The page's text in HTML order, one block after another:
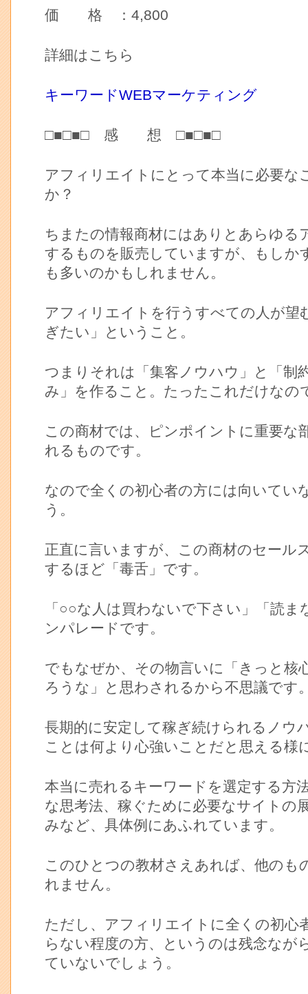
価 格 ：4,800
詳細はこちら
キーワードWEBマーケティング
□■□■□ 感 想 □■□■□
アフィリエイトにとって本当に必要な
か？
ちまたの情報商材にはありとあらゆる
するものを販売していますが、もしか
も多いのかもしれません。
アフィリエイトを行うすべての人が望
ぎたい」ということ。
つまりそれは「集客ノウハウ」と「制
み」を作ること。たったこれだけなの
この商材では、ピンポイントに重要な
れるものです。
なので全くの初心者の方には向いてい
う。
正直に言いますが、この商材のセール
するほど「毒舌」です。
「○○な人は買わないで下さい」「読
ンパレードです。
でもなぜか、その物言いに「きっと核
ろうな」と思わされるから不思議です
長期的に安定して稼ぎ続けられるノウ
ことは何より心強いことだと思える様
本当に売れるキーワードを選定する方
な思考法、稼ぐために必要なサイトの
みなど、具体例にあふれています。
このひとつの教材さえあれば、他のも
れません。
ただし、アフィリエイトに全くの初心
らない程度の方、というのは残念なが
ていないでしょう。